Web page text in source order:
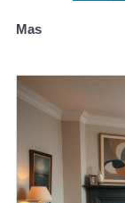
Mas